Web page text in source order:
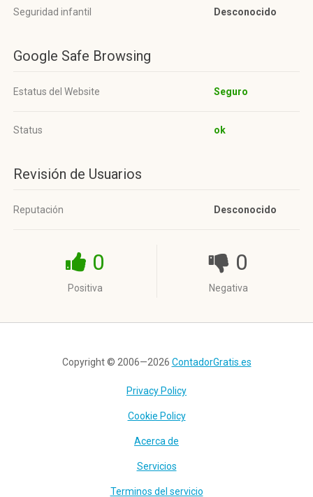
Seguridad infantil
Desconocido
Google Safe Browsing
Estatus del Website Seguro
Status ok
Revisión de Usuarios
Reputación Desconocido
0
Positiva
0
Negativa
Copyright © 2006—2026 ContadorGratis.es
Privacy Policy
Cookie Policy
Acerca de
Servicios
Terminos del servicio